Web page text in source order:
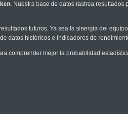
. Nuestra base de datos rastrea resultados
futuros. Ya sea la sinergia del
datos históricos e indicadores de
comprender mejor la probabilidad